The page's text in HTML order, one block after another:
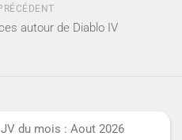
autour de Diablo IV
du mois : Aout 2026